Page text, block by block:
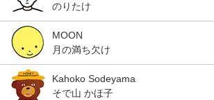
のりたけ
MOON
月の満ち欠け
Kahoko Sodeyama
そで山 かほ子